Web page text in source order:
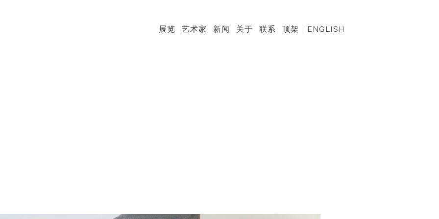
ENGLISH
展览 艺术家 新闻 关于 联系 顶架